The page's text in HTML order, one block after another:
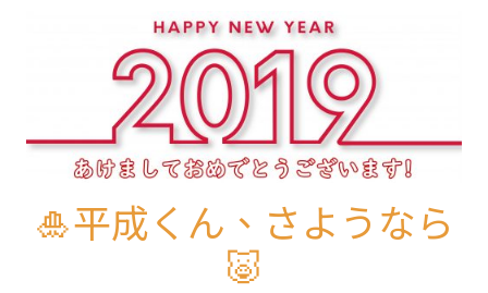
🎍平成くん、さようなら
🐷